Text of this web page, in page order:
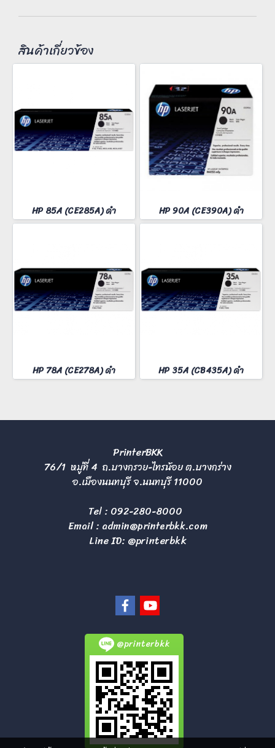
สินค้าเกี่ยวข้อง
HP 85A (CE285A) ดำ HP 90A (CE390A) ดำ
HP 78A (CE278A) ดำ HP 35A (CB435A) ดำ
PrinterBKK
76/1 หมู่ที่ 4 ถ.บางกรวย-ไทรน้อย ต.บางกร่าง
อ.เมืองนนทบุรี จ.นนทบุรี 11000
Tel : 092-280-8000
Email : admin@printerbkk.com
Line ID: @printerbkk
@printerbkk